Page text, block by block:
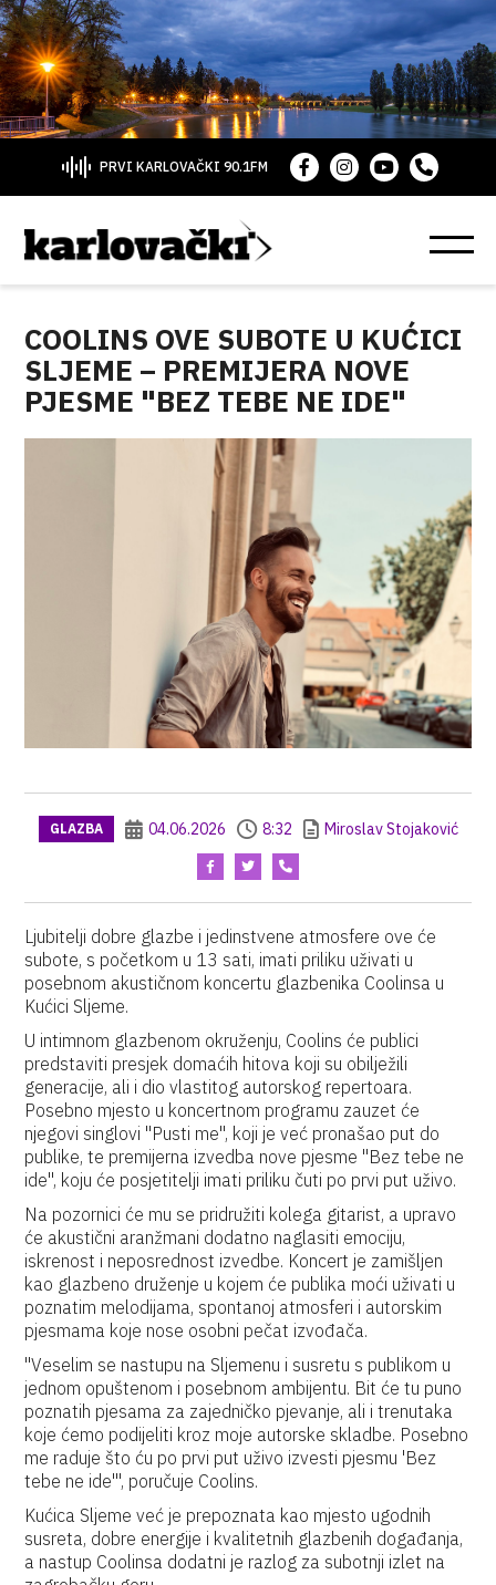
PRVI KARLOVAČKI 90.1FM
COOLINS OVE SUBOTE U KUĆICI
SLJEME – PREMIJERA NOVE
PJESME "BEZ TEBE NE IDE"
GLAZBA 04.06.2026 8:32 Miroslav Stojaković
Ljubitelji dobre glazbe i jedinstvene atmosfere ove će
subote, s početkom u 13 sati, imati priliku uživati u
posebnom akustičnom koncertu glazbenika Coolinsa u
Kućici Sljeme.
U intimnom glazbenom okruženju, Coolins će publici
predstaviti presjek domaćih hitova koji su obilježili
generacije, ali i dio vlastitog autorskog repertoara.
Posebno mjesto u koncertnom programu zauzet će
njegovi singlovi "Pusti me", koji je već pronašao put do
publike, te premijerna izvedba nove pjesme "Bez tebe ne
ide", koju će posjetitelji imati priliku čuti po prvi put uživo.
Na pozornici će mu se pridružiti kolega gitarist, a upravo
će akustični aranžmani dodatno naglasiti emociju,
iskrenost i neposrednost izvedbe. Koncert je zamišljen
kao glazbeno druženje u kojem će publika moći uživati u
poznatim melodijama, spontanoj atmosferi i autorskim
pjesmama koje nose osobni pečat izvođača.
"Veselim se nastupu na Sljemenu i susretu s publikom u
jednom opuštenom i posebnom ambijentu. Bit će tu puno
poznatih pjesama za zajedničko pjevanje, ali i trenutaka
koje ćemo podijeliti kroz moje autorske skladbe. Posebno
me raduje što ću po prvi put uživo izvesti pjesmu 'Bez
tebe ne ide'", poručuje Coolins.
Kućica Sljeme već je prepoznata kao mjesto ugodnih
susreta, dobre energije i kvalitetnih glazbenih događanja,
a nastup Coolinsa dodatni je razlog za subotnji izlet na